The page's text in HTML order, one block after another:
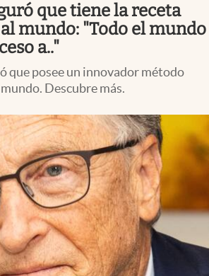
que tiene la receta
mundo: "Todo el mundo
a.."
que posee un innovador método
Descubre más.